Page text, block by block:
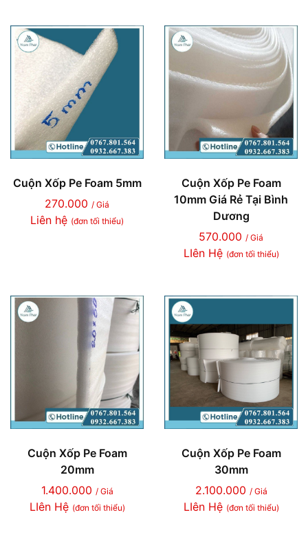
Cuộn Xốp Pe Foam 5mm
270.000 / Giá
Liên hệ (đơn tối thiểu)
Cuộn Xốp Pe Foam
10mm Giá Rẻ Tại Bình
Dương
570.000 / Giá
LIên Hệ (đơn tối thiểu)
Cuộn Xốp Pe Foam
20mm
1.400.000 / Giá
LIên Hệ (đơn tối thiểu)
Cuộn Xốp Pe Foam
30mm
2.100.000 / Giá
LIên Hệ (đơn tối thiểu)